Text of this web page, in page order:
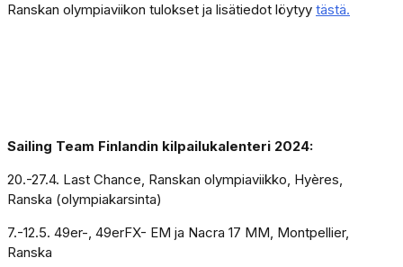
Ranskan olympiaviikon tulokset ja lisätiedot löytyy tästä.
Sailing Team Finlandin kilpailukalenteri 2024:
20.-27.4. Last Chance, Ranskan olympiaviikko, Hyères,
Ranska (olympiakarsinta)
7.-12.5. 49er-, 49erFX- EM ja Nacra 17 MM, Montpellier,
Ranska